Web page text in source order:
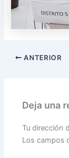
ANTERIOR
Deja una
Tu dirección
Los campos